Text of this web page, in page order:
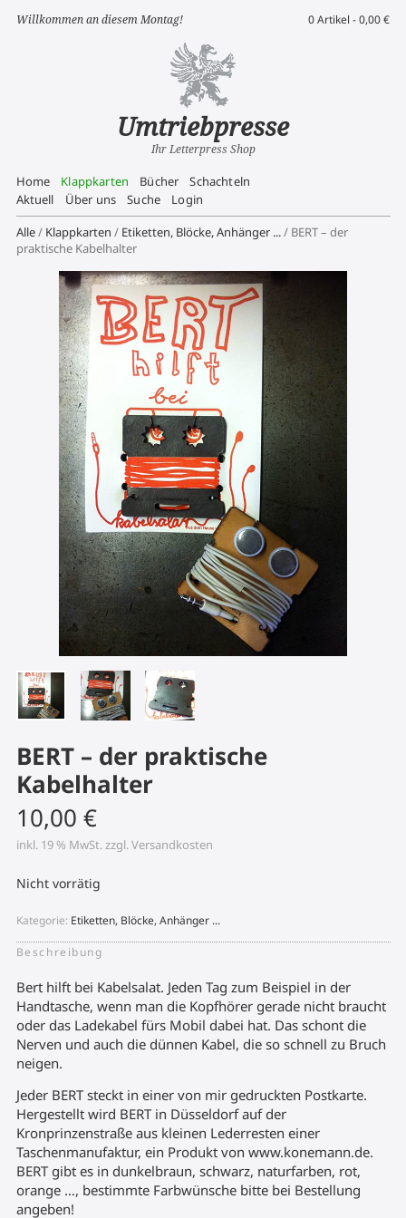
Willkommen an diesem Montag!
Umtriebpresse
Ihr Letterpress Shop
0 Artikel -0,00€
Home Klappkarten Bücher
Schachteln
Aktuell
Über uns Suche
Login
Alle/ Klappkarten / Etiketten, Blöcke, Anhänger .../ BERT – der
praktische Kabelhalter
BERT – der praktische
Kabelhalter
10,00 €
inkl. 19 % MwSt.zzgl.Versandkosten
Nicht vorrätig
Kategorie: Etiketten, Blöcke, Anhänger ...
Beschreibung
Bert hilft bei Kabelsalat. Jeden Tag zum Beispiel in der
Handtasche, wenn man die Kopfhörer gerade nicht braucht
oder das Ladekabel fürs Mobil dabei hat. Das schont die
Nerven und auch die dünnen Kabel, die so schnell zu Bruch
neigen.
Jeder BERT steckt in einer von mir gedruckten Postkarte.
Hergestellt wird BERT in Düsseldorf auf der
Kronprinzenstraße aus kleinen Lederresten einer
Taschenmanufaktur, ein Produkt von www.konemann.de.
BERT gibt es in dunkelbraun, schwarz, naturfarben, rot,
orange …, bestimmte Farbwünsche bitte bei Bestellung
angeben!